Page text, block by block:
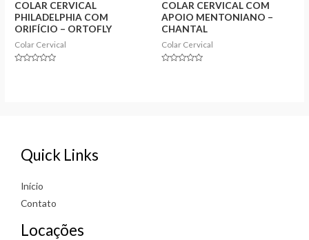
COLAR CERVICAL
PHILADELPHIA COM
ORIFÍCIO – ORTOFLY
Colar Cervical
COLAR CERVICAL COM
APOIO MENTONIANO –
CHANTAL
Colar Cervical
Quick Links
Início
Contato
Locações